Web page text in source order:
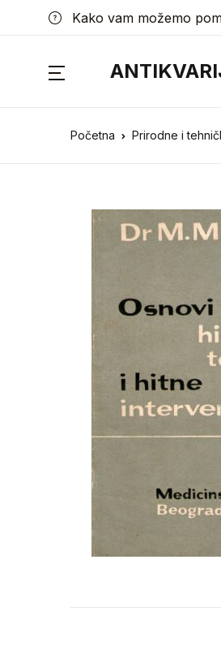
Kako vam možemo
Početna Prirodne i